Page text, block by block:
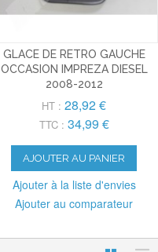
GLACE DE RETRO GAUCHE
OCCASION IMPREZA DIESEL
2008-2012
HT : 28,92 €
TTC : 34,99 €
AJOUTER AU PANIER
Ajouter à la liste d'envies
Ajouter au comparateur